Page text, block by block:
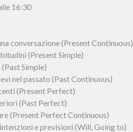
16:30
conversazione (Present Continuous)
(Present Simple)
Simple)
nel passato (Past Continuous)
(Present Perfect)
(Past Perfect)
(Present Perfect Continuous)
e previsioni (Will, Going to)